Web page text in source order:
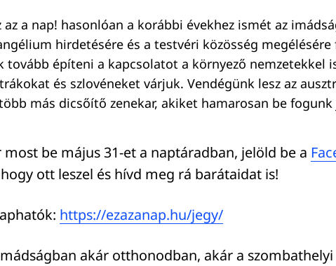
az a nap! hasonlóan a korábbi évekhez ismét az
hirdetésére és a testvéri közösség megélésére
tovább építeni a kapcsolatot a környező nemzetekkel
és szlovéneket várjuk. Vendégünk lesz az
más dicsőítő zenekar, akiket hamarosan be
most be május 31-et a naptáradban, jelöld be a
ott leszel és hívd meg rá barátaidat is!
https://ezazanap.hu/jegy/
akár otthonodban, akár a szombathelyi